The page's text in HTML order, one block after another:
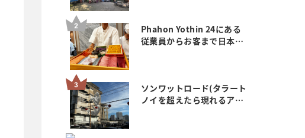
Phahon Yothin 24にある
従業員からお客まで日本人
ソンワットロード(タラート
ノイを超えたら現れるアー